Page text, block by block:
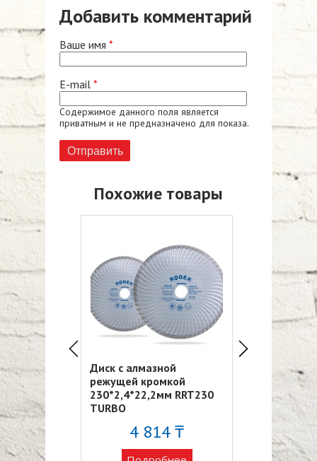
Добавить комментарий
Ваше имя *
E-mail *
Содержимое данного поля является
приватным и не предназначено для показа.
Похожие товары
TURBO
₸
Диск с алмазной
режущей кромкой
230*2,4*22,2мм RRT230
TURBO
4 814 ₸
Диск с
режущей
RRT115
1